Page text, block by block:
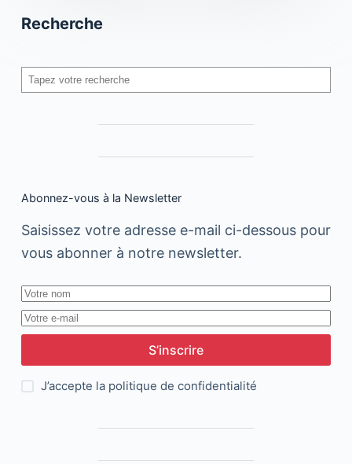
Recherche
Rechercher
Abonnez-vous à la Newsletter
Saisissez votre adresse e-mail ci-dessous pour
vous abonner à notre newsletter.
S’inscrire
J’accepte la politique de confidentialité